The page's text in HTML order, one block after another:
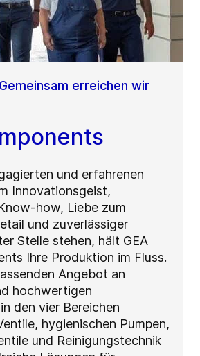
erreichen wir
und erfahrenen
Innovationsgeist,
how, Liebe zum
und zuverlässiger
Stelle stehen, hält GEA
Ihre Produktion im Fluss.
Angebot an
hochwertigen
den vier Bereichen
hygienischen Pumpen,
und Reinigungstechnik